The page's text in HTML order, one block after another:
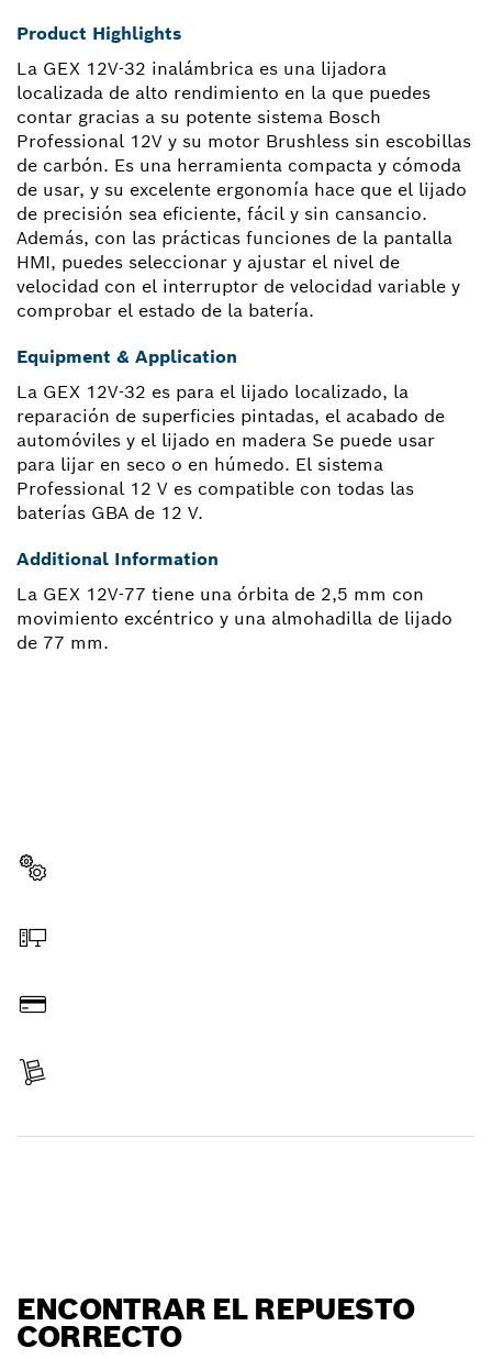
Product Highlights
La GEX 12V-32 inalámbrica es una lijadora
localizada de alto rendimiento en la que puedes
contar gracias a su potente sistema Bosch
Professional 12V y su motor Brushless sin escobillas
de carbón. Es una herramienta compacta y cómoda
de usar, y su excelente ergonomía hace que el lijado
de precisión sea eficiente, fácil y sin cansancio.
Además, con las prácticas funciones de la pantalla
HMI, puedes seleccionar y ajustar el nivel de
velocidad con el interruptor de velocidad variable y
comprobar el estado de la batería.
Equipment & Application
La GEX 12V-32 es para el lijado localizado, la
reparación de superficies pintadas, el acabado de
automóviles y el lijado en madera Se puede usar
para lijar en seco o en húmedo. El sistema
Professional 12 V es compatible con todas las
baterías GBA de 12 V.
Additional Information
La GEX 12V-77 tiene una órbita de 2,5 mm con
movimiento excéntrico y una almohadilla de lijado
de 77 mm.
ENCONTRAR EL REPUESTO
CORRECTO